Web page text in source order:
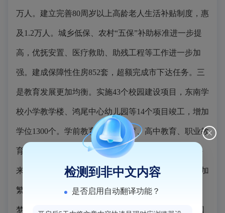
万人。建立完善80周岁以上高龄老人生活补贴制度，惠
及1.2万人。城乡低保、农村“五保”补助标准进一步提
高，优抚安置、医疗救助、助残工程等工作进一步加
强。建成保障性住房852套，超额完成市下达任务。三
是教育发展更加均衡。实施43个校园建设项目，东南学
校小学教学楼、鸿尾中心幼儿园等14个项目竣工，增加
学位1300个。学前教育、义务教育、高中教育、职业教
育及教师培训、校际交流等工作持续加强，1.3万名外
来务工人员随迁子女实现就近入学。四是文化事业更加
繁荣。加强社会主义核心价值体系建设，推进“中国
梦”主题宣传教育。公共文化服务不断拓展，获评全国
检测到非中文内容
是否启用自动翻译功能？